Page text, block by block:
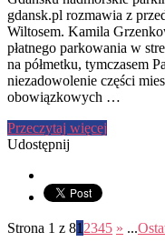
gdansk.pl rozmawia z
Wiltosem. Kamila
płatnego parkowania w
na półmetku, tymczasem
niezadowolenie części
obowiązkowych …
Przeczytaj więcej
Udostępnij
Strona 1 z 81 2345 » ...